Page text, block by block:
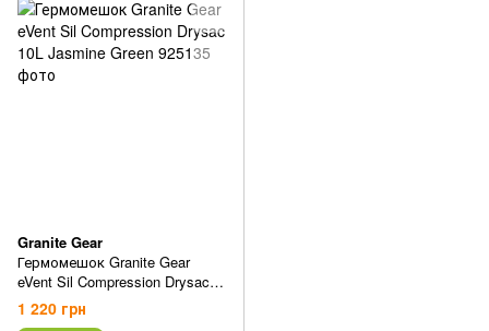
Granite Gear
Гермомешок Granite Gear
eVent Sil Compression Drysac
10L Jasmine Green
1 220 грн